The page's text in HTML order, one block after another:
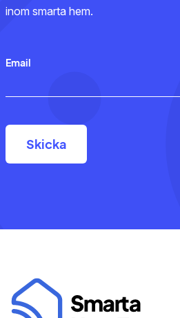
inom smarta hem.
Email